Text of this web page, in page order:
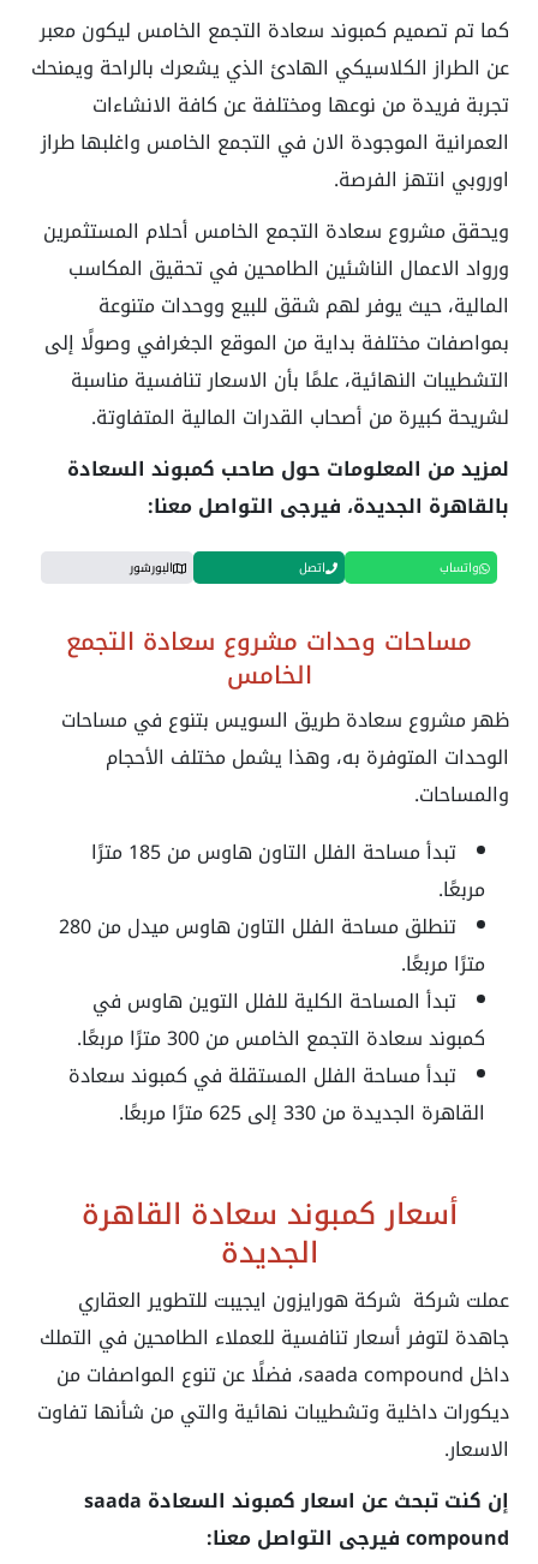
كما تم تصميم كمبوند سعادة التجمع الخامس ليكون معبر
عن الطراز الكلاسيكي الهادئ الذي يشعرك بالراحة ويمنحك
تجربة فريدة من نوعها ومختلفة عن كافة الانشاءات
العمرانية الموجودة الان في التجمع الخامس واغلبها طراز
اوروبي انتهز الفرصة.
ويحقق مشروع سعادة التجمع الخامس أحلام المستثمرين
ورواد الاعمال الناشئين الطامحين في تحقيق المكاسب
المالية، حيث يوفر لهم شقق للبيع ووحدات متنوعة
بمواصفات مختلفة بداية من الموقع الجغرافي وصولًا إلى
التشطيبات النهائية، علمًا بأن الاسعار تنافسية مناسبة
لشريحة كبيرة من أصحاب القدرات المالية المتفاوتة.
لمزيد من المعلومات حول صاحب كمبوند السعادة
بالقاهرة الجديدة، فيرجى التواصل معنا:
واتساب اتصل البورشور
مساحات وحدات مشروع سعادة التجمع
الخامس
ظهرمشروع سعادة طريق السويس بتنوع في مساحات
الوحدات المتوفرة به، وهذا يشمل مختلف الأحجام
والمساحات.
تبدأ مساحة الفلل التاون هاوس من 185 مترًا
مربعًا.
تنطلق مساحة الفلل التاون هاوس ميدل من 280
مترًا مربعًا.
تبدأ المساحة الكلية للفلل التوين هاوس في
كمبوند سعادة التجمع الخامس من 300 مترًا مربعًا.
تبدأ مساحة الفلل المستقلة في كمبوند سعادة
القاهرة الجديدة من 330 إلى 625 مترًا مربعًا.
أسعار كمبوند سعادة القاهرة
الجديدة
عملت شركة شركة هورايزون ايجيبت للتطوير العقاري
جاهدة لتوفر أسعار تنافسية للعملاء الطامحين في التملك
داخل
saada compound، فضلًا عن تنوع المواصفات من
ديكورات داخلية وتشطيبات نهائية والتي من شأنها تفاوت
الاسعار.
إن كنت تبحث عن اسعار كمبوند السعادة saada
compound فيرجى التواصل معنا: